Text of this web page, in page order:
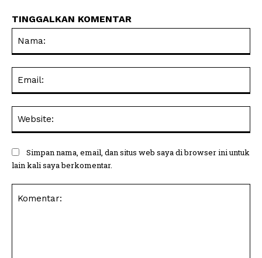
TINGGALKAN KOMENTAR
Simpan nama, email, dan situs web saya di browser ini untuk
lain kali saya berkomentar.